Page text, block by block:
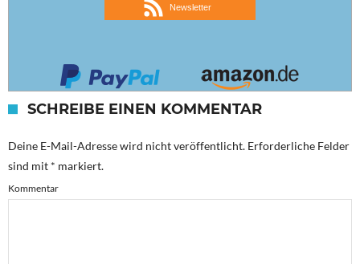
Newsletter
SCHREIBE EINEN KOMMENTAR
Deine E-Mail-Adresse wird nicht veröffentlicht. Erforderliche Felder
sind mit * markiert.
Kommentar